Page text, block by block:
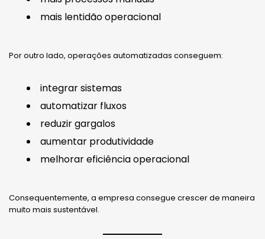
mais lentidão operacional
Por outro lado, operações automatizadas conseguem:
integrar sistemas
automatizar fluxos
reduzir gargalos
aumentar produtividade
melhorar eficiência operacional
Consequentemente, a empresa consegue crescer de maneira
muito mais sustentável.